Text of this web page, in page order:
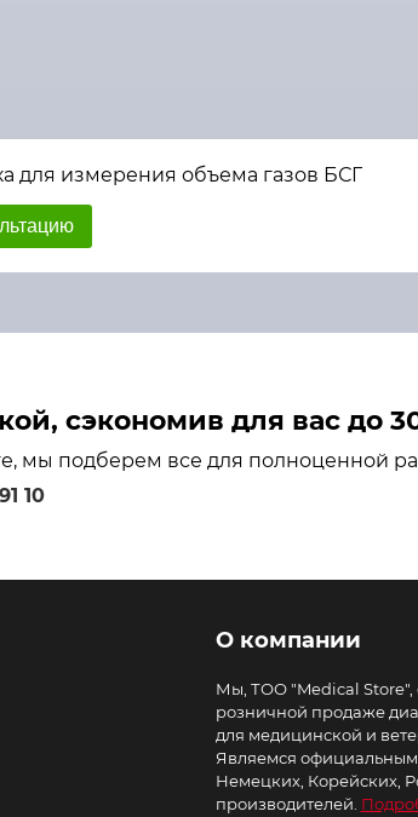
для измерения объема газов БСГ
сэкономив для вас до
мы подберем все для полноценной
10
О компании
Мы, ТОО "Medical Store",
розничной продаже
для медицинской и
Являемся
Немецких, Корейских,
производителей.